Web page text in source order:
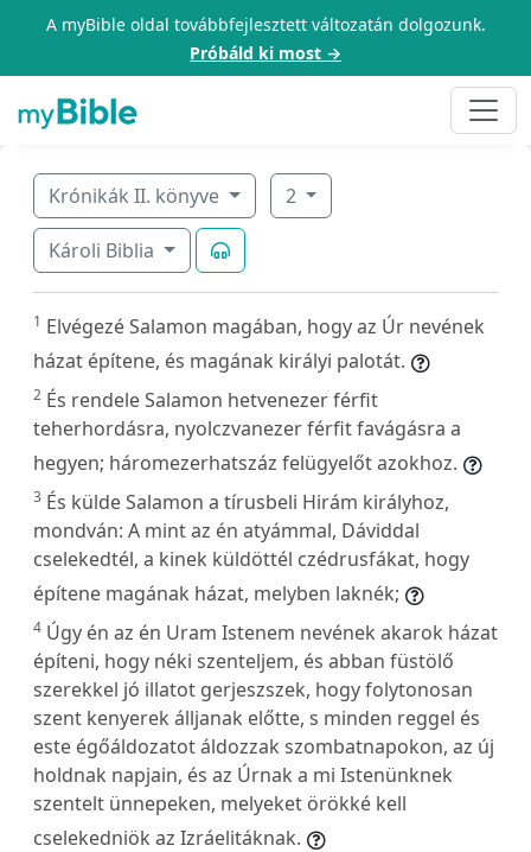
A myBible oldal továbbfejlesztett változatán dolgozunk.
Próbáld ki most →
Krónikák II. könyve 2
Károli Biblia
1 Elvégezé Salamon magában, hogy az Úr nevének
házat építene, és magának királyi palotát.
2 És rendele Salamon hetvenezer férfit
teherhordásra, nyolczvanezer férfit favágásra a
hegyen; háromezerhatszáz felügyelőt azokhoz.
3 És külde Salamon a tírusbeli Hirám királyhoz,
mondván: A mint az én atyámmal, Dáviddal
cselekedtél, a kinek küldöttél czédrusfákat, hogy
építene magának házat, melyben laknék;
4 Úgy én az én Uram Istenem nevének akarok házat
építeni, hogy néki szenteljem, és abban füstölő
szerekkel jó illatot gerjeszszek, hogy folytonosan
szent kenyerek álljanak előtte, s minden reggel és
este égőáldozatot áldozzak szombatnapokon, az új
holdnak napjain, és az Úrnak a mi Istenünknek
szentelt ünnepeken, melyeket örökké kell
cselekedniök az Izráelitáknak.